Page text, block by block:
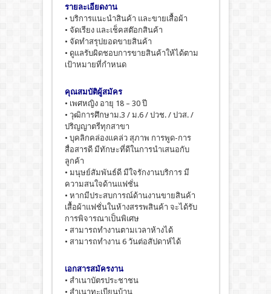
รายละเอียดงาน
• บริการแนะนำสินค้า และขายเสื้อผ้า
• จัดเรียง และเช็คสต๊อกสินค้า
• จัดทำสรุปยอดขายสินค้า
• ดูแลรับผิดชอบการขายสินค้าให้ได้ตาม
เป้าหมายที่กำหนด
คุณสมบัติผู้สมัคร
• เพศหญิง อายุ 18 – 30 ปี
• วุฒิการศึกษาม.3 / ม.6 / ปวช. / ปวส. /
ปริญญาตรีทุกสาขา
• บุคลิกคล่องแคล่ว สุภาพ การพูด-การ
สื่อสารดี มีทักษะที่ดีในการนำเสนอกับ
ลูกค้า
• มนุษย์สัมพันธ์ดี มีใจรักงานบริการ มี
ความสนใจด้านแฟชั่น
• หากมีประสบการณ์ด้านงานขายสินค้า
เสื้อผ้าแฟชั่นในห้างสรรพสินค้า จะได้รับ
การพิจารณาเป็นพิเศษ
• สามารถทำงานตามเวลาห้างได้
• สามารถทำงาน 6 วันต่อสัปดาห์ได้
เอกสารสมัครงาน
• สำเนาบัตรประชาชน
• สำเนาทะเบียนบ้าน